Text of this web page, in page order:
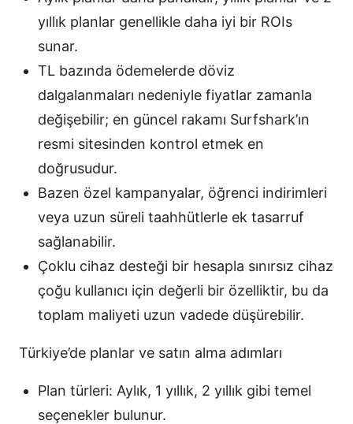
yıllık planlar genellikle daha iyi bir ROIs
sunar.
TL bazında ödemelerde döviz
dalgalanmaları nedeniyle fiyatlar zamanla
değişebilir; en güncel rakamı Surfshark’ın
resmi sitesinden kontrol etmek en
doğrusudur.
Bazen özel kampanyalar, öğrenci indirimleri
veya uzun süreli taahhütlerle ek tasarruf
sağlanabilir.
Çoklu cihaz desteği bir hesapla sınırsız cihaz
çoğu kullanıcı için değerli bir özelliktir, bu da
toplam maliyeti uzun vadede düşürebilir.
Türkiye’de planlar ve satın alma adımları
Plan türleri: Aylık, 1 yıllık, 2 yıllık gibi temel
seçenekler bulunur.